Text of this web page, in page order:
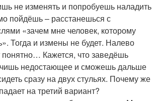
не изменять и попробуешь наладить
пойдёшь – расстанешься с
«зачем мне человек, которому
Тогда и измены не будет. Налево
понятно… Кажется, что заведёшь
недостающее и сможешь дальше
сразу на двух стульях. Почему же
на третий вариант?